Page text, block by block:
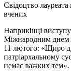
Свідоцтво
вчених
Наприкінці
Міжнародним днем
11 лютого: «Щиро
патріархальному
немає важких тем».